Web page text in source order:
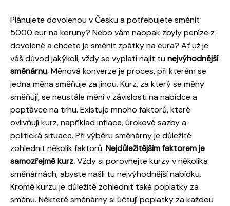
Plánujete dovolenou v Česku a potřebujete směnit
5000 eur na koruny? Nebo vám naopak zbyly peníze z
dovolené a chcete je směnit zpátky na eura? Ať už je
váš důvod jakýkoli, vždy se vyplatí najít tunejvýhodnější
směnárnu. Měnová konverze je proces, při kterém se
jedna měna směňuje za jinou. Kurz, za který se měny
směňují, se neustále mění v závislosti na nabídce a
poptávce na trhu. Existuje mnoho faktorů, které
ovlivňují kurz, například inflace, úrokové sazby a
politická situace. Při výběru směnárny je důležité
zohlednit několik faktorů. Nejdůležitějším faktorem je
samozřejmě kurz.Vždy si porovnejte kurzy v několika
směnárnách, abyste našli tu nejvýhodnější nabídku.
Kromě kurzu je důležité zohlednit také poplatky za
směnu. Některé směnárny si účtují poplatky za každou